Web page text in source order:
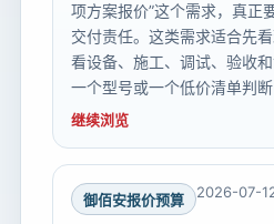
项方案报价”这个需求，真正
交付责任。这类需求适合先
看设备、施工、调试、验收
一个型号或一个低价清单判断
继续浏览
御佰安报价预算 2026-07-